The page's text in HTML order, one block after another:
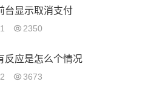
台显示取消支付
1 2350
反应是怎么个情况
2 3673